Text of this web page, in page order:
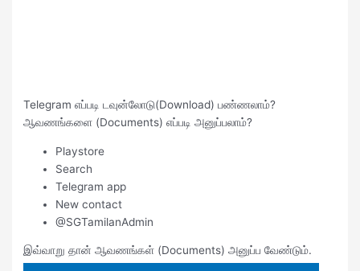
Telegram எப்படி டவுன்லோடு(Download) பண்ணலாம்?
ஆவணங்களை (Documents) எப்படி அனுப்பலாம்?
Playstore
Search
Telegram app
New contact
@SGTamilanAdmin
இவ்வாறு தான் ஆவணங்கள் (Documents) அனுப்ப வேண்டும்.